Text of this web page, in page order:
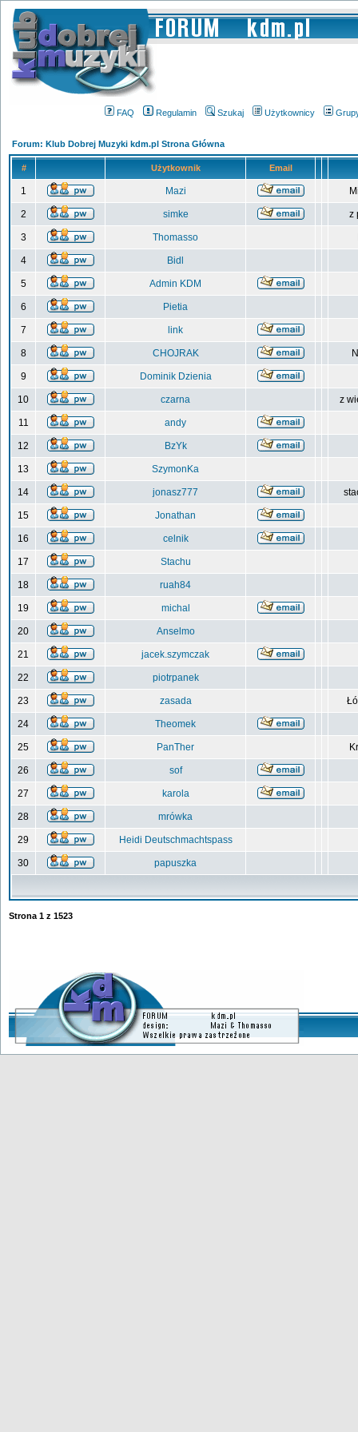
FAQ Regulamin Szukaj Użytkownicy
Forum: Klub Dobrej Muzyki kdm.pl Strona Główna
# Użytkownik Email
1 Mazi
2 simke z
3 Thomasso
4 Bidl
5 Admin KDM
6 Pietia
7 link
8 CHOJRAK
9 Dominik Dzienia
10 czarna z
11 andy
12 BzYk
13 SzymonKa
14 jonasz777
15 Jonathan
16 celnik
17 Stachu
18 ruah84
19 michal
20 Anselmo
21 jacek.szymczak
22 piotrpanek
23 zasada
24 Theomek
25 PanTher
26 sof
27 karola
28 mrówka
29 Heidi Deutschmachtspass
30 papuszka
Strona 1 z 1523